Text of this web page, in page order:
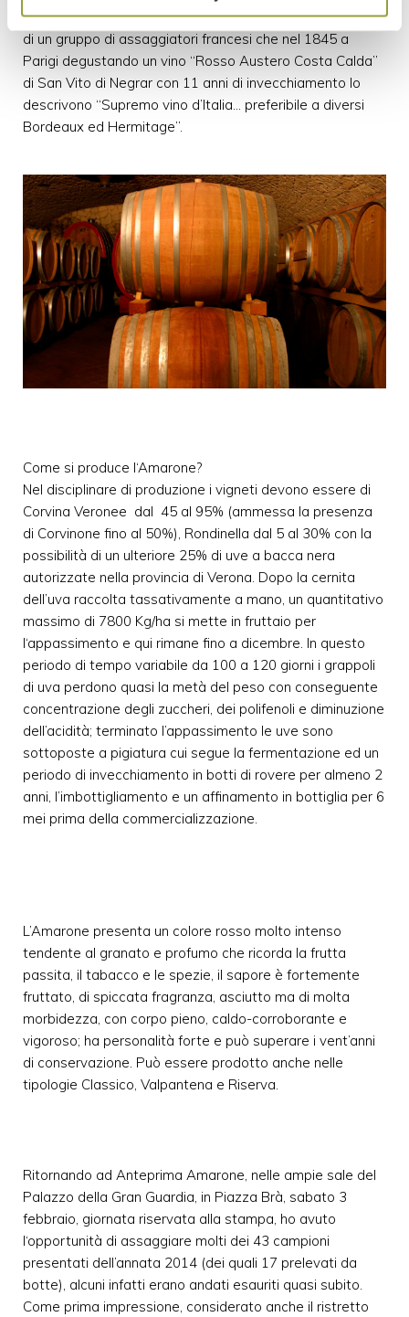
Valpolicella ma forse il miglior giudizio é senz’altro quello
di un gruppo di assaggiatori francesi che nel 1845 a
Parigi degustando un vino “Rosso Austero Costa Calda”
di San Vito di Negrar con 11 anni di invecchiamento lo
descrivono “Supremo vino d’Italia… preferibile a diversi
Bordeaux ed Hermitage”.
Come si produce l‘Amarone?
Nel disciplinare di produzione i vigneti devono essere di
Corvina Veronee dal 45 al 95% (ammessa la presenza
di Corvinone fino al 50%), Rondinella dal 5 al 30% con la
possibilità di un ulteriore 25% di uve a bacca nera
autorizzate nella provincia di Verona. Dopo la cernita
dell’uva raccolta tassativamente a mano, un quantitativo
massimo di 7800 Kg/ha si mette in fruttaio per
l‘appassimento e qui rimane fino a dicembre. In questo
periodo di tempo variabile da 100 a 120 giorni i grappoli
di uva perdono quasi la metà del peso con conseguente
concentrazione degli zuccheri, dei polifenoli e diminuzione
dell’acidità; terminato l’appassimento le uve sono
sottoposte a pigiatura cui segue la fermentazione ed un
periodo di invecchiamento in botti di rovere per almeno 2
anni, l’imbottigliamento e un affinamento in bottiglia per 6
mei prima della commercializzazione.
L’Amarone presenta un colore rosso molto intenso
tendente al granato e profumo che ricorda la frutta
passita, il tabacco e le spezie, il sapore è fortemente
fruttato, di spiccata fragranza, asciutto ma di molta
morbidezza, con corpo pieno, caldo-corroborante e
vigoroso; ha personalità forte e può superare i vent’anni
di conservazione. Può essere prodotto anche nelle
tipologie Classico, Valpantena e Riserva.
Ritornando ad Anteprima Amarone, nelle ampie sale del
Palazzo della Gran Guardia, in Piazza Brà, sabato 3
febbraio, giornata riservata alla stampa, ho avuto
l‘opportunità di assaggiare molti dei 43 campioni
presentati dell’annata 2014 (dei quali 17 prelevati da
botte), alcuni infatti erano andati esauriti quasi subito.
Come prima impressione, considerato anche il ristretto